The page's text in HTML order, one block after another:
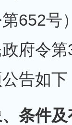
652号
府令
告如下
条件